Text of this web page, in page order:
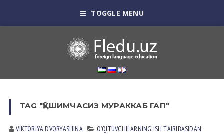
TOGGLE MENU
TAG "ҚЎШИМЧАСИЗ МУРАККАБ ГАП"
VIKTORIYA DVORYASHINА OʼQITUVCHILАRNING ISH TАJRIBАSIDАN